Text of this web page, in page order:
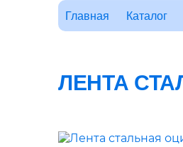
Главная Каталог
ЛЕНТА